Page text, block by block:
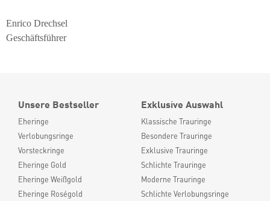
Enrico Drechsel
Geschäftsführer
Unsere Bestseller
Eheringe
Verlobungsringe
Vorsteckringe
Eheringe Gold
Eheringe Weißgold
Eheringe Roségold
Exklusive Auswahl
Klassische Trauringe
Besondere Trauringe
Exklusive Trauringe
Schlichte Trauringe
Moderne Trauringe
Schlichte Verlobungsringe